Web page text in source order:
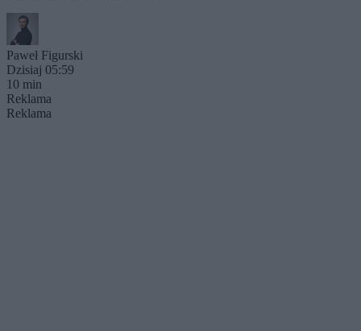
Paweł Figurski
Dzisiaj 05:59
10 min
Reklama
Reklama